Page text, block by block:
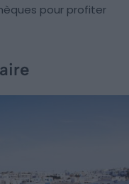
pour profiter